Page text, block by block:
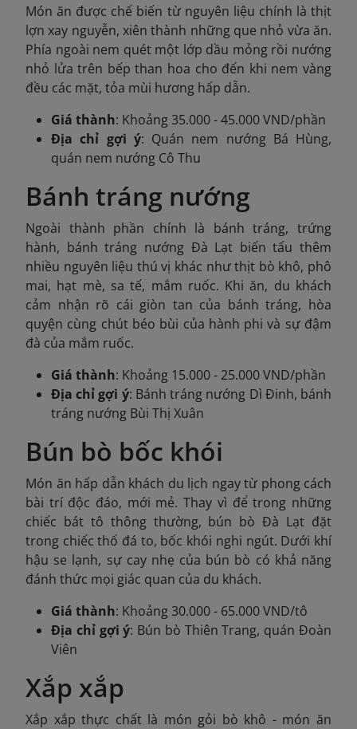
Món ăn được chế biến từ nguyên liệu chính là thịt
lợn xay nguyễn, xiên thành những que nhỏ vừa ăn.
Phía ngoài nem quét một lớp dầu mỏng rồi nướng
nhỏ lửa trên bếp than hoa cho đến khi nem vàng
đều các mặt, tỏa mùi hương hấp dẫn.
Giá thành: Khoảng 35.000 - 45.000 VND/phần
Địa chỉ gợi ý: Quán nem nướng Bá Hùng,
quán nem nướng Cô Thu
Bánh tráng nướng
Ngoài thành phần chính là bánh tráng, trứng
hành, bánh tráng nướng Đà Lạt biến tấu thêm
nhiều nguyên liệu thú vị khác như thịt bò khô, phô
mai, hạt mè, sa tế, mắm ruốc. Khi ăn, du khách
cảm nhận rõ cái giòn tan của bánh tráng, hòa
quyện cùng chút béo bùi của hành phi và sự đậm
đà của mắm ruốc.
Giá thành: Khoảng 15.000 - 25.000 VND/phần
Địa chỉ gợi ý: Bánh tráng nướng Dì Đinh, bánh
tráng nướng Bùi Thị Xuân
Bún bò bốc khói
Món ăn hấp dẫn khách du lịch ngay từ phong cách
bài trí độc đáo, mới mẻ. Thay vì để trong những
chiếc bát tô thông thường, bún bò Đà Lạt đặt
trong chiếc thố đá to, bốc khói nghi ngút. Dưới khí
hậu se lạnh, sự cay nhẹ của bún bò có khả năng
đánh thức mọi giác quan của du khách.
Giá thành: Khoảng 30.000 - 65.000 VND/tô
Địa chỉ gợi ý: Bún bò Thiên Trang, quán Đoàn
Viên
Xắp xắp
Xắp xắp thực chất là món gỏi bò khô - món ăn